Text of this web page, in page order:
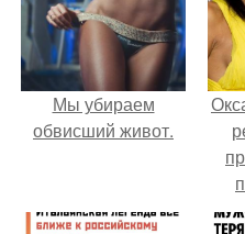
Мы убираем
обвисший живот.